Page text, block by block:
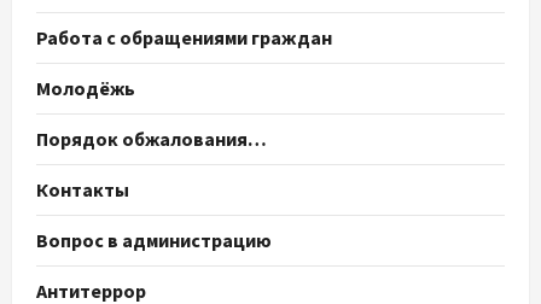
Работа с обращениями граждан
Молодёжь
Порядок обжалования…
Контакты
Вопрос в администрацию
Антитеррор